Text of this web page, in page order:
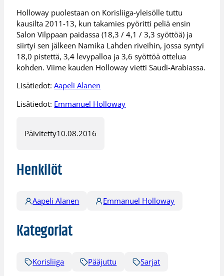
Holloway puolestaan on Korisliiga-yleisölle tuttu
kausilta 2011-13, kun takamies pyöritti peliä ensin
Salon Vilppaan paidassa (18,3 / 4,1 / 3,3 syöttöä) ja
siirtyi sen jälkeen Namika Lahden riveihin, jossa syntyi
18,0 pistettä, 3,4 levypalloa ja 3,6 syöttöä ottelua
kohden. Viime kauden Holloway vietti Saudi-Arabiassa.
Lisätiedot:Aapeli Alanen
Lisätiedot: Emmanuel Holloway
Päivitetty10.08.2016
Henkilöt
Aapeli Alanen Emmanuel Holloway
Kategoriat
Korisliiga Pääjuttu Sarjat